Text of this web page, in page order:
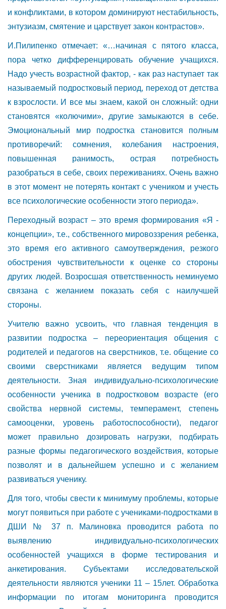
и конфликтами, в котором доминируют нестабильность,
энтузиазм, смятение и царствует закон контрастов».
И.Пилипенко отмечает: «…начиная с пятого класса,
пора четко дифференцировать обучение учащихся.
Надо учесть возрастной фактор, - как раз наступает так
называемый подростковый период, переход от детства
к взрослости. И все мы знаем, какой он сложный: одни
становятся «колючими», другие замыкаются в себе.
Эмоциональный мир подростка становится полным
противоречий: сомнения, колебания настроения,
повышенная ранимость, острая потребность
разобраться в себе, своих переживаниях. Очень важно
в этот момент не потерять контакт с учеником и учесть
все психологические особенности этого периода».
Переходный возраст – это время формирования «Я -
концепции», т.е., собственного мировоззрения ребенка,
это время его активного самоутверждения, резкого
обострения чувствительности к оценке со стороны
других людей. Возросшая ответственность неминуемо
связана с желанием показать себя с наилучшей
стороны.
Учителю важно усвоить, что главная тенденция в
развитии подростка – переориентация общения с
родителей и педагогов на сверстников, т.е. общение со
своими сверстниками является ведущим типом
деятельности. Зная индивидуально-психологические
особенности ученика в подростковом возрасте (его
свойства нервной системы, темперамент, степень
самооценки, уровень работоспособности), педагог
может правильно дозировать нагрузки, подбирать
разные формы педагогического воздействия, которые
позволят и в дальнейшем успешно и с желанием
развиваться ученику.
Для того, чтобы свести к минимуму проблемы, которые
могут появиться при работе с учениками-подростками в
ДШИ № 37 п. Малиновка проводится работа по
выявлению индивидуально-психологических
особенностей учащихся в форме тестирования и
анкетирования. Субъектами исследовательской
деятельности являются ученики 11 – 15лет. Обработка
информации по итогам мониторинга проводится